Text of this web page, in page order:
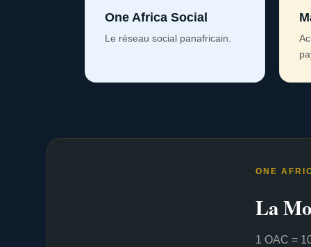
One Africa Social
Le réseau social panafricain.
ONE
La
1 OAC =